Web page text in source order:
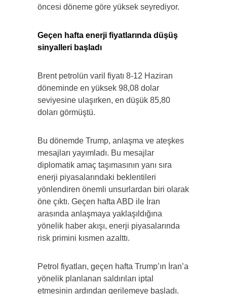
öncesi döneme göre yüksek seyrediyor.
Geçen hafta enerji fiyatlarında düşüş
sinyalleri başladı
Brent petrolün varil fiyatı 8-12 Haziran
döneminde en yüksek 98,08 dolar
seviyesine ulaşırken, en düşük 85,80
doları görmüştü.
Bu dönemde Trump, anlaşma ve ateşkes
mesajları yayımladı. Bu mesajlar
diplomatik amaç taşımasının yanı sıra
enerji piyasalarındaki beklentileri
yönlendiren önemli unsurlardan biri olarak
öne çıktı. Geçen hafta ABD ile İran
arasında anlaşmaya yaklaşıldığına
yönelik haber akışı, enerji piyasalarında
risk primini kısmen azalttı.
Petrol fiyatları, geçen hafta Trump’ın İran’a
yönelik planlanan saldırıları iptal
etmesinin ardından gerilemeye başladı.